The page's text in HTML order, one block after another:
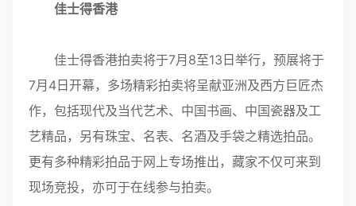
佳士得香港
佳士得香港拍卖将于7月8至13日举行，预展将于
7月4日开幕，多场精彩拍卖将呈献亚洲及西方巨匠杰
作，包括现代及当代艺术、中国书画、中国瓷器及工
艺精品，另有珠宝、名表、名酒及手袋之精选拍品。
更有多种精彩拍品于网上专场推出，藏家不仅可来到
现场竞投，亦可于在线参与拍卖。